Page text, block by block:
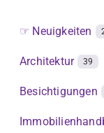
☞ Neuigkeiten
Architektur 39
Besichtigungen